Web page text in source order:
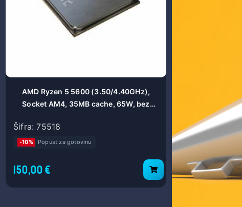
AMD Ryzen 5 5600 (3.50/4.40GHz),
Socket AM4, 35MB cache, 65W, bez
Šifra: 75518
-10% Popust za gotovinu
150,00 €
AMD Ryzen
Socket
Wraith
Šifra: 58384
-10% Popust za
172,00 €